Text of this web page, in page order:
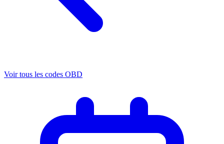
Voir tous les codes OBD